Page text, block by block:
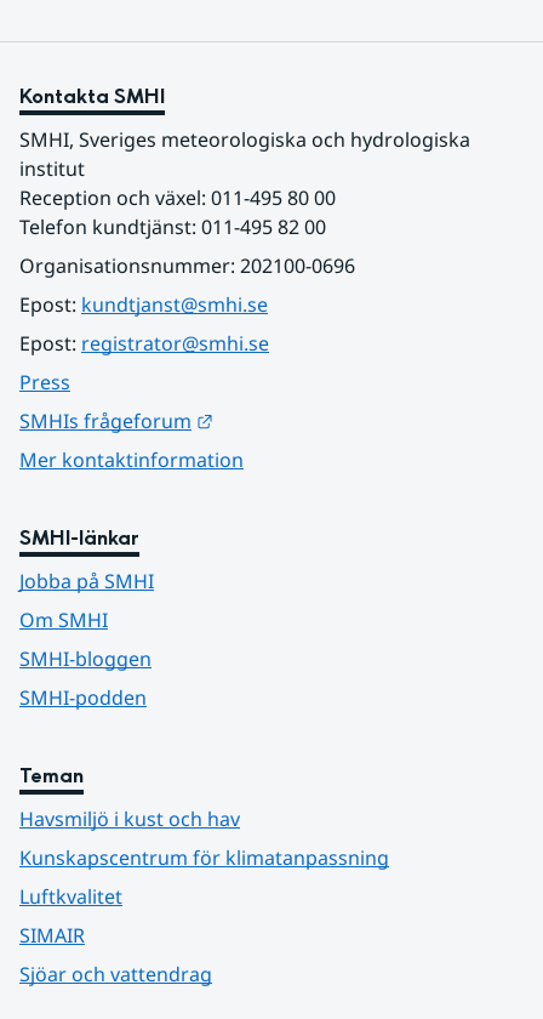
Kontakta SMHI
SMHI, Sveriges meteorologiska och hydrologiska
institut
Reception och växel: 011-495 80 00
Telefon kundtjänst: 011-495 82 00
Organisationsnummer: 202100-0696
Epost: kundtjanst@smhi.se
Epost: registrator@smhi.se
Press
SMHIs frågeforum
Mer kontaktinformation
SMHI-länkar
Jobba på SMHI
Om SMHI
SMHI-bloggen
SMHI-podden
Teman
Havsmiljö i kust och hav
Kunskapscentrum för klimatanpassning
Luftkvalitet
SIMAIR
Sjöar och vattendrag